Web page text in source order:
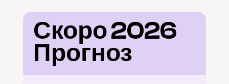
Скоро 2026
Прогноз